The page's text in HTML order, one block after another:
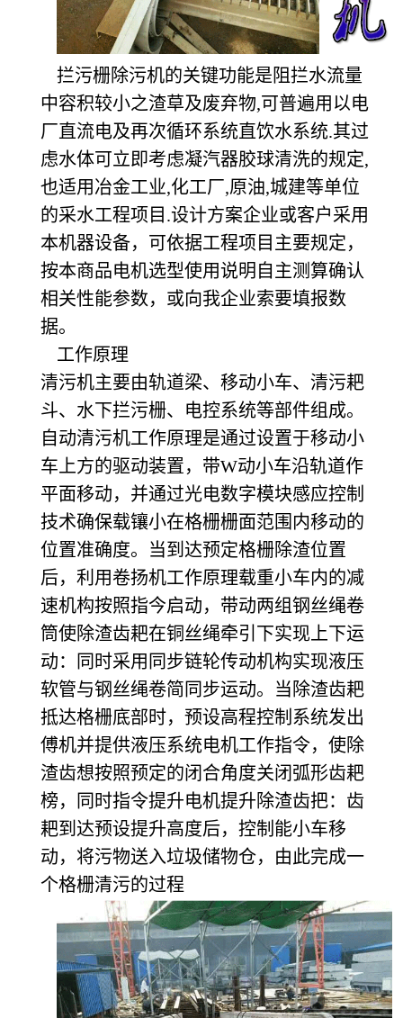
拦污栅除污机的关键功能是阻拦水流量
中容积较小之渣草及废弃物,可普遍用以电
厂直流电及再次循环系统直饮水系统.其过
虑水体可立即考虑凝汽器胶球清洗的规定,
也适用冶金工业,化工厂,原油,城建等单位
的采水工程项目.设计方案企业或客户采用
本机器设备，可依据工程项目主要规定，
按本商品电机选型使用说明自主测算确认
相关性能参数，或向我企业索要填报数
据。
工作原理
清污机主要由轨道梁、移动小车、清污耙
斗、水下拦污栅、电控系统等部件组成。
自动清污机工作原理是通过设置于移动小
车上方的驱动装置，带W动小车沿轨道作
平面移动，并通过光电数字模块感应控制
技术确保载镶小在格栅栅面范围内移动的
位置准确度。当到达预定格栅除渣位置
后，利用卷扬机工作原理载重小车内的减
速机构按照指今启动，带动两组钢丝绳卷
筒使除渣齿耙在铜丝绳牵引下实现上下运
动：同时采用同步链轮传动机构实现液压
软管与钢丝绳卷简同步运动。当除渣齿耙
抵达格栅底部时，预设高程控制系统发出
傅机并提供液压系统电机工作指令，使除
渣齿想按照预定的闭合角度关闭弧形齿耙
榜，同时指令提升电机提升除渣齿把：齿
耙到达预设提升高度后，控制能小车移
动，将污物送入垃圾储物仓，由此完成一
个格栅清污的过程